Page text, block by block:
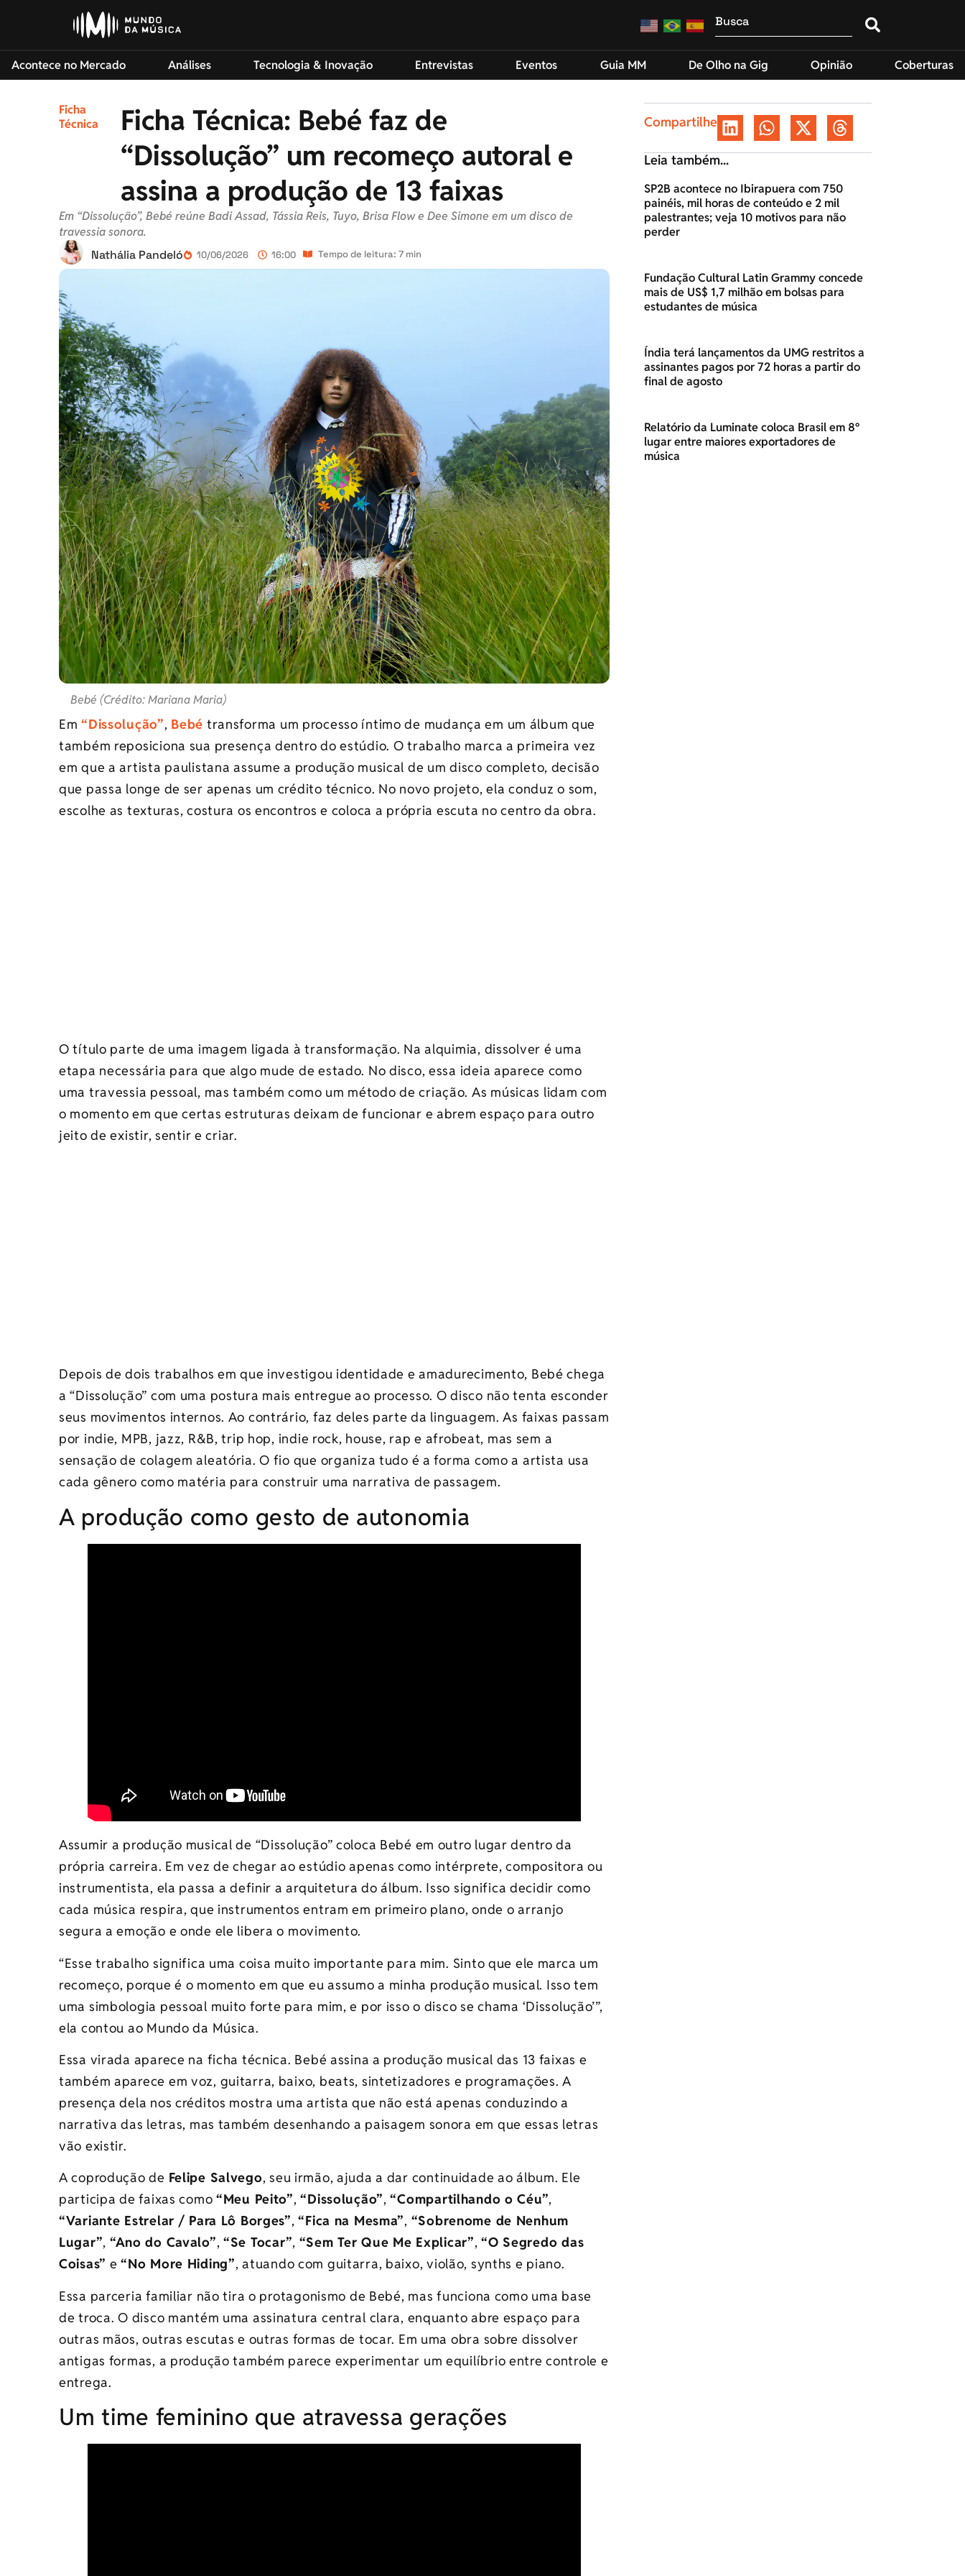
Acontece no Mercado Análises Tecnologia & Inovação Entrevistas Eventos Guia MM De Olho na Gig Opinião Coberturas
Ficha
Técnica
Ficha Técnica: Bebé faz de
“Dissolução” um recomeço autoral e
assina a produção de 13 faixas
Em “Dissolução”, Bebé reúne Badi Assad, Tássia Reis, Tuyo, Brisa Flow e Dee Simone em um disco de
travessia sonora.
Nathália Pandeló
10/06/2026 16:00 Tempo de leitura: 7 min
Bebé (Crédito: Mariana Maria)
Em“Dissolução”, Bebé transforma um processo íntimo de mudança em um álbum que
também reposiciona sua presença dentro do estúdio. O trabalho marca a primeira vez
em que a artista paulistana assume a produção musical de um disco completo, decisão
que passa longe de ser apenas um crédito técnico. No novo projeto, ela conduz o som,
escolhe as texturas, costura os encontros e coloca a própria escuta no centro da obra.
O título parte de uma imagem ligada à transformação. Na alquimia, dissolver é uma
etapa necessária para que algo mude de estado. No disco, essa ideia aparece como
uma travessia pessoal, mas também como um método de criação. As músicas lidam com
o momento em que certas estruturas deixam de funcionar e abrem espaço para outro
jeito de existir, sentir e criar.
Depois de dois trabalhos em que investigou identidade e amadurecimento, Bebé chega
a “Dissolução” com uma postura mais entregue ao processo. O disco não tenta esconder
seus movimentos internos. Ao contrário, faz deles parte da linguagem. As faixas passam
por indie, MPB, jazz, R&B, trip hop, indie rock, house, rap e afrobeat, mas sem a
sensação de colagem aleatória. O fio que organiza tudo é a forma como a artista usa
cada gênero como matéria para construir uma narrativa de passagem.
A produção como gesto de autonomia
Assumir a produção musical de “Dissolução” coloca Bebé em outro lugar dentro da
própria carreira. Em vez de chegar ao estúdio apenas como intérprete, compositora ou
instrumentista, ela passa a definir a arquitetura do álbum. Isso significa decidir como
cada música respira, que instrumentos entram em primeiro plano, onde o arranjo
segura a emoção e onde ele libera o movimento.
“Esse trabalho significa uma coisa muito importante para mim. Sinto que ele marca um
recomeço, porque é o momento em que eu assumo a minha produção musical. Isso tem
uma simbologia pessoal muito forte para mim, e por isso o disco se chama ‘Dissolução’”,
ela contou ao Mundo da Música.
Essa virada aparece na ficha técnica. Bebé assina a produção musical das 13 faixas e
também aparece em voz, guitarra, baixo, beats, sintetizadores e programações. A
presença dela nos créditos mostra uma artista que não está apenas conduzindo a
narrativa das letras, mas também desenhando a paisagem sonora em que essas letras
vão existir.
A coprodução de Felipe Salvego, seu irmão, ajuda a dar continuidade ao álbum. Ele
participa de faixas como“Meu Peito”,“Dissolução”,“Compartilhando o Céu”,
“Variante Estrelar / Para Lô Borges”,“Fica na Mesma”, “Sobrenome de Nenhum
Lugar”, “Ano do Cavalo”,“Se Tocar”, “Sem Ter Que Me Explicar”,“O Segredo das
Coisas” e“No More Hiding”, atuando com guitarra, baixo, violão, synths e piano.
Essa parceria familiar não tira o protagonismo de Bebé, mas funciona como uma base
de troca. O disco mantém uma assinatura central clara, enquanto abre espaço para
outras mãos, outras escutas e outras formas de tocar. Em uma obra sobre dissolver
antigas formas, a produção também parece experimentar um equilíbrio entre controle e
entrega.
Um time feminino que atravessa gerações
Compartilhe
Leia também...
SP2B acontece no Ibirapuera com 750
painéis, mil horas de conteúdo e 2 mil
palestrantes; veja 10 motivos para não
perder
Fundação Cultural Latin Grammy concede
mais de US$ 1,7 milhão em bolsas para
estudantes de música
Índia terá lançamentos da UMG restritos a
assinantes pagos por 72 horas a partir do
final de agosto
Relatório da Luminate coloca Brasil em 8º
lugar entre maiores exportadores de
música